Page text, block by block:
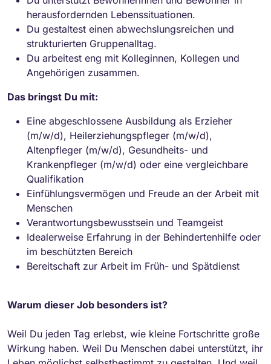
herausfordernden Lebenssituationen.
Du gestaltest einen abwechslungsreichen und
strukturierten Gruppenalltag.
Du arbeitest eng mit Kolleginnen, Kollegen und
Angehörigen zusammen.
Das bringst Du mit:
Eine abgeschlossene Ausbildung als Erzieher
(m/w/d), Heilerziehungspfleger (m/w/d),
Altenpfleger (m/w/d), Gesundheits- und
Krankenpfleger (m/w/d) oder eine vergleichbare
Qualifikation
Einfühlungsvermögen und Freude an der Arbeit mit
Menschen
Verantwortungsbewusstsein und Teamgeist
Idealerweise Erfahrung in der Behindertenhilfe oder
im beschützten Bereich
Bereitschaft zur Arbeit im Früh- und Spätdienst
Warum dieser Job besonders ist?
Weil Du jeden Tag erlebst, wie kleine Fortschritte große
Wirkung haben. Weil Du Menschen dabei unterstützt, ihr